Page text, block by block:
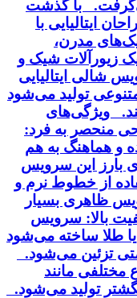
با گذشت
ایتالیایی با
مدرن،
زیورآلات شیک و
شالی ایتالیایی
تولید می‌شود
ویژگی‌های
منحصر به فرد:
و هماهنگ به هم
بارز این سرویس
از خطوط نرم و
ظاهری بسیار
بالا: سرویس
یا طلا ساخته می‌شود
تزئین می‌شود.
مختلفی مانند
تولید می‌شود.